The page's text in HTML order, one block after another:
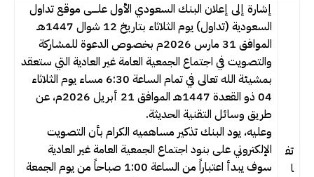
تف
ا
إشارة إلى إعلان البنك السعودي الأول علــــى موقع تداول
السعودية (تداول) يوم الثلاثاء بتاريخ 12 شوال 1447هـ
الموافق 31 مارس 2026م بخصوص الدعوة للمشاركة
والتصويت في اجتماع الجمعية العامة غير العادية التي ستعقد
بمشيئة الله تعالى في تمام الساعة 6:30 مساء يوم الثلاثاء
04 ذو القعدة 1447هـ الموافق 21 أبريل 2026م، عن
طريق وسائل التقنية الحديثة.
وعليه، يود البنك تذكير مساهميه الكرام بأن التصويت
الإلكتروني على بنود اجتماع الجمعية العامة غير العادية
سوف يبدأ اعتباراً من الساعة 1:00 صباحاً من يوم الجمعة